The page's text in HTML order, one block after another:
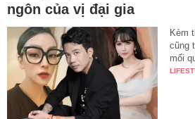
ngôn của vị đại gia
Kèm
cũng
mối